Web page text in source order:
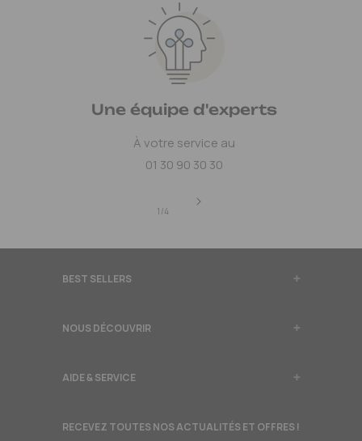
Une équipe d'experts
À votre service au
01 30 90 30 30
1 /de
4
BEST SELLERS
NOUS DÉCOUVRIR
AIDE & SERVICE
RECEVEZ TOUTES NOS ACTUALITÉS ET OFFRES !